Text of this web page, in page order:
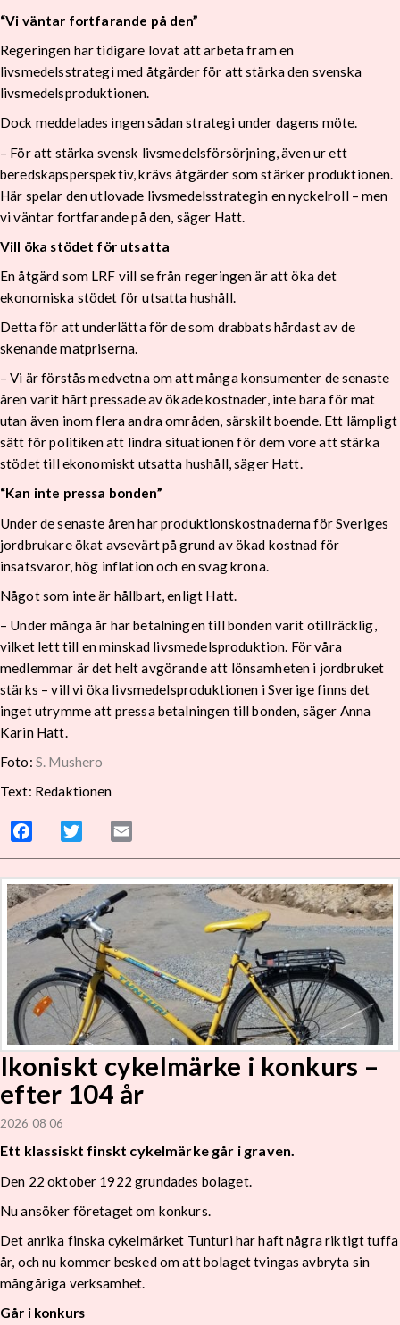
“Vi väntar fortfarande på den”
Regeringen har tidigare lovat att arbeta fram en
livsmedelsstrategi med åtgärder för att stärka den svenska
livsmedelsproduktionen.
Dock meddelades ingen sådan strategi under dagens möte.
– För att stärka svensk livsmedelsförsörjning, även ur ett
beredskapsperspektiv, krävs åtgärder som stärker produktionen.
Här spelar den utlovade livsmedelsstrategin en nyckelroll – men
vi väntar fortfarande på den, säger Hatt.
Vill öka stödet för utsatta
En åtgärd som LRF vill se från regeringen är att öka det
ekonomiska stödet för utsatta hushåll.
Detta för att underlätta för de som drabbats hårdast av de
skenande matpriserna.
– Vi är förstås medvetna om att många konsumenter de senaste
åren varit hårt pressade av ökade kostnader, inte bara för mat
utan även inom flera andra områden, särskilt boende. Ett lämpligt
sätt för politiken att lindra situationen för dem vore att stärka
stödet till ekonomiskt utsatta hushåll, säger Hatt.
“Kan inte pressa bonden”
Under de senaste åren har produktionskostnaderna för Sveriges
jordbrukare ökat avsevärt på grund av ökad kostnad för
insatsvaror, hög inflation och en svag krona.
Något som inte är hållbart, enligt Hatt.
– Under många år har betalningen till bonden varit otillräcklig,
vilket lett till en minskad livsmedelsproduktion. För våra
medlemmar är det helt avgörande att lönsamheten i jordbruket
stärks – vill vi öka livsmedelsproduktionen i Sverige finns det
inget utrymme att pressa betalningen till bonden, säger Anna
Karin Hatt.
Foto: S. Mushero
Text: Redaktionen
Facebook Twitter
Ikoniskt cykelmärke i konkurs –
efter 104 år
2026 08 06
Ett klassiskt finskt cykelmärke går i graven.
Den 22 oktober 1922 grundades bolaget.
Nu ansöker företaget om konkurs.
Det anrika finska cykelmärket Tunturi har haft några riktigt tuffa
år, och nu kommer besked om att bolaget tvingas avbryta sin
mångåriga verksamhet.
Går i konkurs